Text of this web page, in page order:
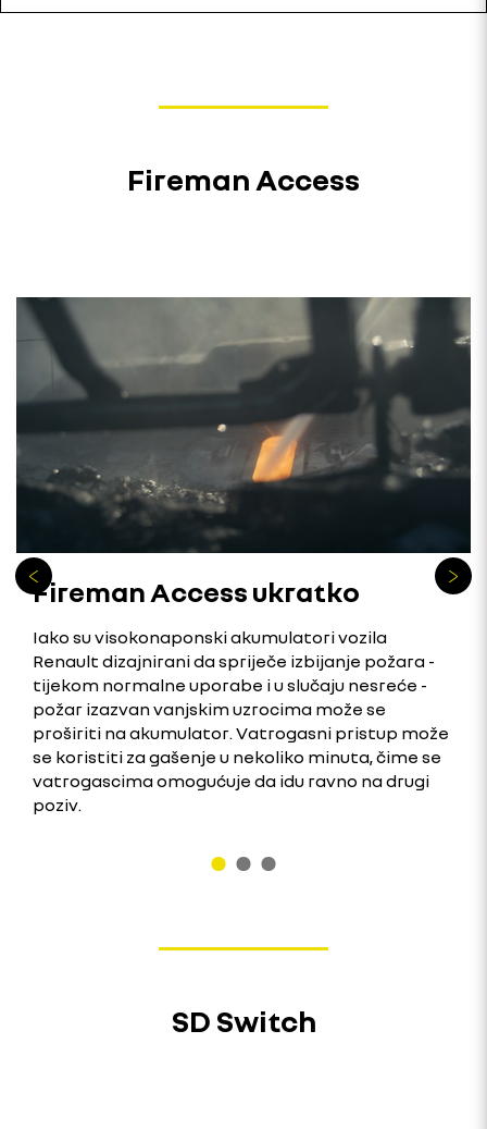
Fireman Access
Fireman Access ukratko
Iako su visokonaponski akumulatori vozila
Renault dizajnirani da spriječe izbijanje požara -
tijekom normalne uporabe i u slučaju nesreće -
požar izazvan vanjskim uzrocima može se
proširiti na akumulator. Vatrogasni pristup može
se koristiti za gašenje u nekoliko minuta, čime se
vatrogascima omogućuje da idu ravno na drugi
poziv.
SD Switch